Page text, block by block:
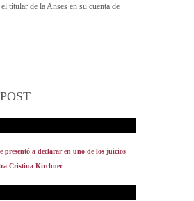
titular de la Anses en su cuenta de
presentó a declarar en uno de los juicios
Cristina Kirchner